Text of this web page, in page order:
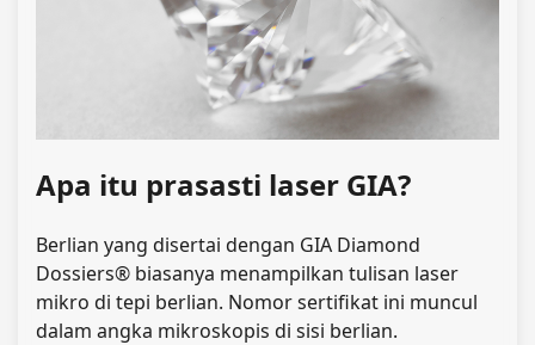
Apa itu prasasti laser GIA?
Berlian yang disertai dengan GIA Diamond
Dossiers® biasanya menampilkan tulisan laser
mikro di tepi berlian. Nomor sertifikat ini muncul
dalam angka mikroskopis di sisi berlian.